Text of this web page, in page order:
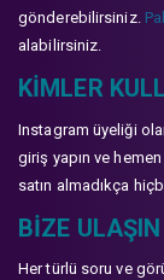
gönderebilirsiniz.
alabilirsiniz.
KIMLER
Instagram üyeliği
giriş yapın ve
satın almadıkça
BIZE ULAŞIN
Her türlü soru ve